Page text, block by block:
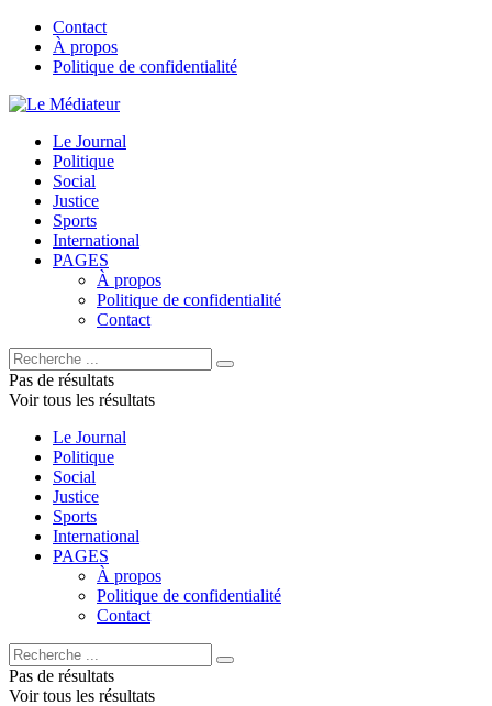
Contact
À propos
Politique de confidentialité
Le Journal
Politique
Social
Justice
Sports
International
PAGES
À propos
Politique de confidentialité
Contact
Pas de résultats
Voir tous les résultats
Le Journal
Politique
Social
Justice
Sports
International
PAGES
À propos
Politique de confidentialité
Contact
Pas de résultats
Voir tous les résultats